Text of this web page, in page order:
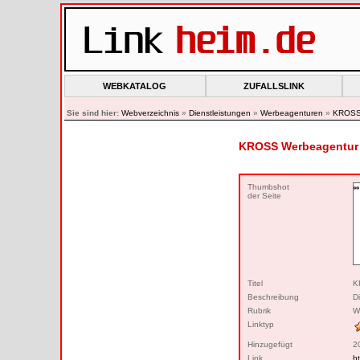
WEBKATALOG ZUFALLSLINK
Sie sind hier: Webverzeichnis» Dienstleistungen » Werbeagenturen »
KROSS
Thumbshot
der Seite
Titel
Beschreibung
Rubrik
Linktyp
Hinzugefügt
Link